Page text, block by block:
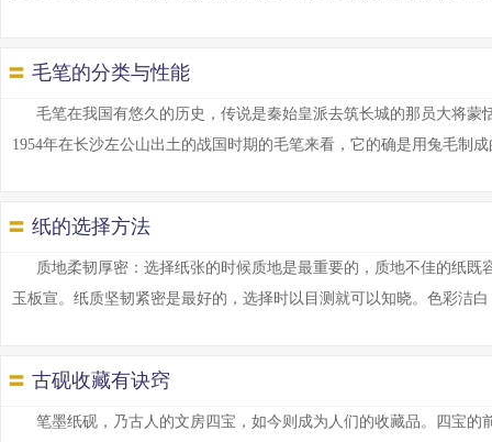
〓 毛笔的分类与性能
毛笔在我国有悠久的历史，传说是秦始皇派去筑长城的那员大将
1954年在长沙左公山出土的战国时期的毛笔来看，它的确是用兔毛制
〓 纸的选择方法
质地柔韧厚密：选择纸张的时候质地是最重要的，质地不佳的纸
玉板宣。纸质坚韧紧密是最好的，选择时以目测就可以知晓。色彩洁
〓 古砚收藏有诀窍
笔墨纸砚，乃古人的文房四宝，如今则成为人们的收藏品。四宝